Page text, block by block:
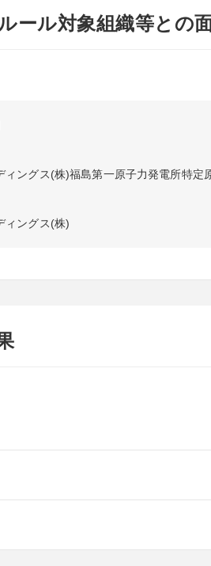
ール対象組織等との
ィングス(株)福島第一原子力発電所特
ィングス(株)